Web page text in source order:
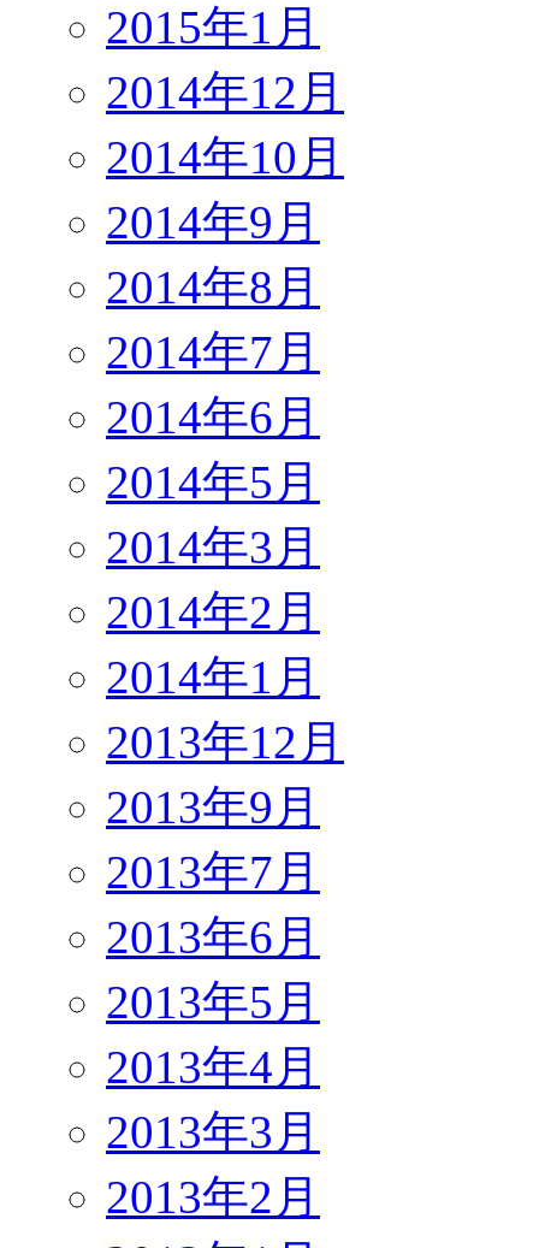
2015年1月
2014年12月
2014年10月
2014年9月
2014年8月
2014年7月
2014年6月
2014年5月
2014年3月
2014年2月
2014年1月
2013年12月
2013年9月
2013年7月
2013年6月
2013年5月
2013年4月
2013年3月
2013年2月